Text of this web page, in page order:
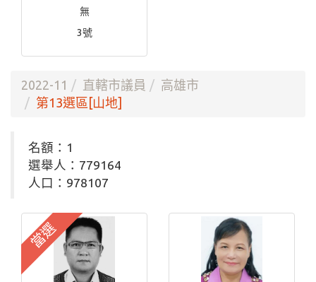
無
3號
2022-11 直轄市議員
高雄市
第13選區[山地]
名額：1
選舉人：779164
人口：978107
當選